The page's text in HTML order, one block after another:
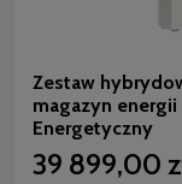
Zestaw
magazyn energii
Energetyczny
39 899,00